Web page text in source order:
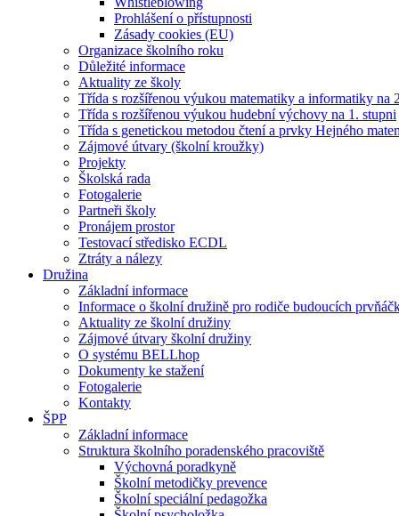
Prohlášení o přístupnosti
Zásady cookies (EU)
Organizace školního roku
Důležité informace
Aktuality ze školy
Třída s rozšířenou výukou matematiky a informatiky na
Třída s rozšířenou výukou hudební výchovy na 1. stupni
Třída s genetickou metodou čtení a prvky Hejného
Zájmové útvary (školní kroužky)
Projekty
Školská rada
Fotogalerie
Partneři školy
Pronájem prostor
Testovací středisko ECDL
Ztráty a nálezy
Družina
Základní informace
Informace o školní družině pro rodiče budoucích
Aktuality ze školní družiny
Zájmové útvary školní družiny
O systému BELLhop
Dokumenty ke stažení
Fotogalerie
Kontakty
ŠPP
Základní informace
Struktura školního poradenského pracoviště
Výchovná poradkyně
Školní metodičky prevence
Školní speciální pedagožka